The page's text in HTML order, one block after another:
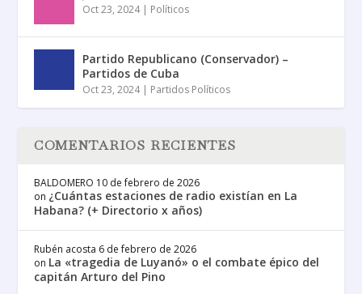
Oct 23, 2024| Políticos
Partido Republicano (Conservador) –
Partidos de Cuba
Oct 23, 2024| Partidos Políticos
COMENTARIOS RECIENTES
BALDOMERO 10 de febrero de 2026
on ¿Cuántas estaciones de radio existían en La
Habana? (+ Directorio x años)
Rubén acosta 6 de febrero de 2026
on La «tragedia de Luyanó» o el combate épico del
capitán Arturo del Pino